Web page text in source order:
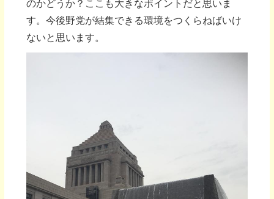
のかどうか？ここも大きなポイントだと思いま
す。今後野党が結集できる環境をつくらねばいけ
ないと思います。